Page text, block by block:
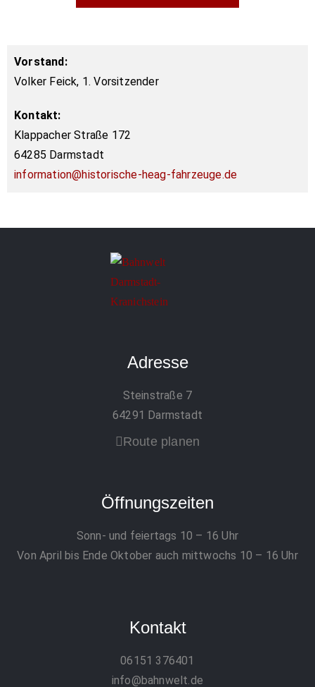
Vorstand:​
Volker Feick, 1. Vorsitzender
Kontakt:​
Klappacher Straße 172​
64285 Darmstadt​
information@historische-heag-fahrzeuge.de
Adresse
Steinstraße 7
64291 Darmstadt
Route planen
Öffnungszeiten
Sonn- und feiertags 10 – 16 Uhr
Von April bis Ende Oktober auch mittwochs 10 – 16 Uhr
Kontakt
06151 376401
info@bahnwelt.de